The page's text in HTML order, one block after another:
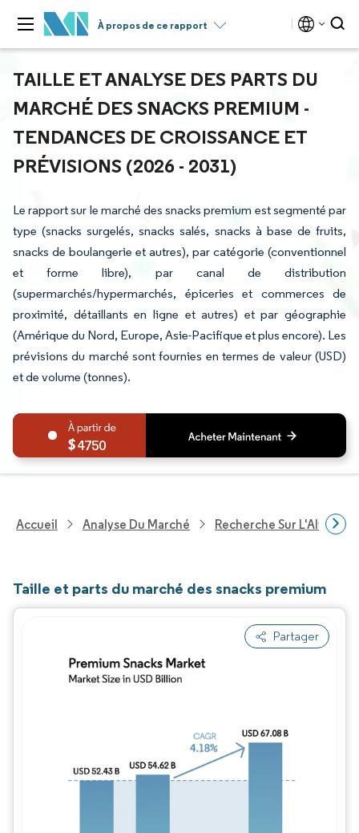
À propos de ce rapport
TAILLE ET ANALYSE DES PARTS DU
MARCHÉ DES SNACKS PREMIUM -
TENDANCES DE CROISSANCE ET
PRÉVISIONS (2026 - 2031)
Le rapport sur le marché des snacks premium est segmenté par
type (snacks surgelés, snacks salés, snacks à base de fruits,
snacks de boulangerie et autres), par catégorie (conventionnel
et forme libre), par canal de distribution
(supermarchés/hypermarchés, épiceries et commerces de
proximité, détaillants en ligne et autres) et par géographie
(Amérique du Nord, Europe, Asie-Pacifique et plus encore). Les
prévisions du marché sont fournies en termes de valeur (USD)
et de volume (tonnes).
4750
Accueil Analyse Du Marché Recherche Sur
Taille et parts du marché des snacks premium
Partager